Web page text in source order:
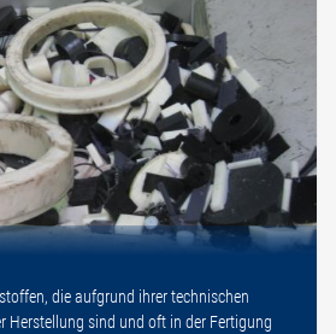
die aufgrund ihrer technischen
Herstellung sind und oft in der Fertigung